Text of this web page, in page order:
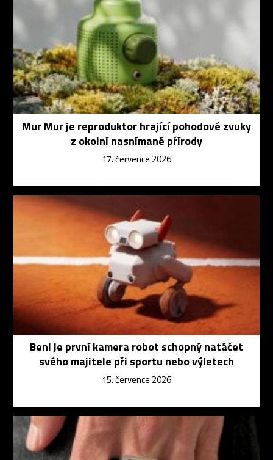
Mur Mur je reproduktor hrající pohodové zvuky
z okolní nasnímané přírody
17. července 2026
Beni je první kamera robot schopný natáčet
svého majitele při sportu nebo výletech
15. července 2026